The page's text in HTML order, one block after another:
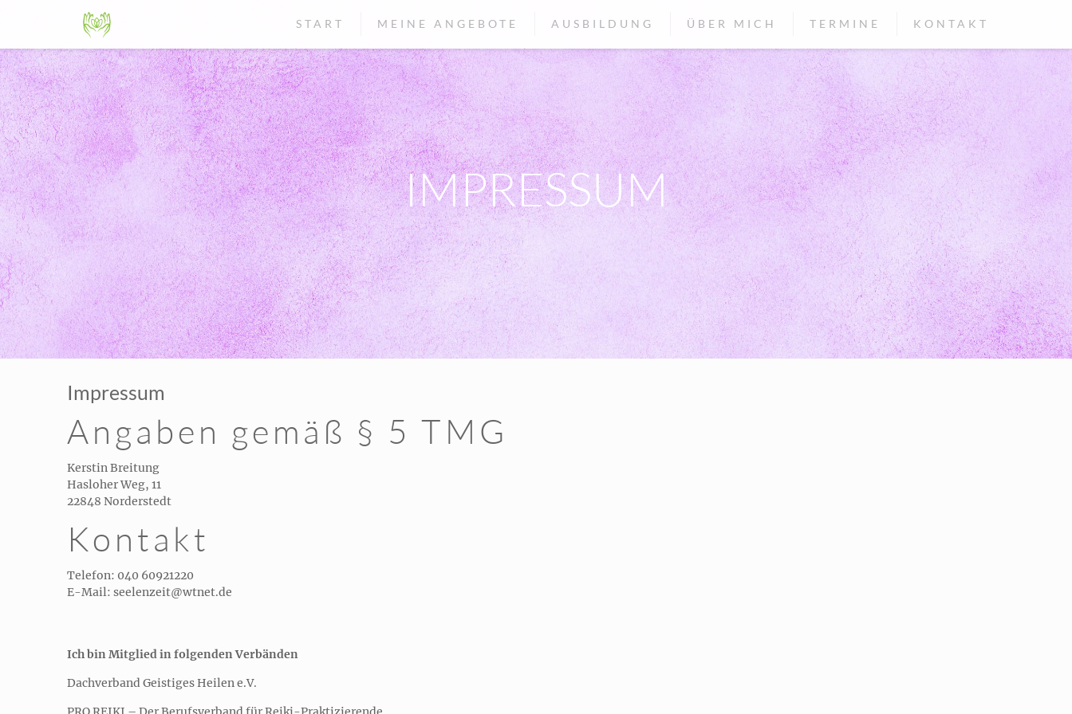
START MEINE ANGEBOTE AUSBILDUNG ÜBER MICH TERMINE KONTAKT
IMPRESSUM
Impressum
Angaben gemäß § 5 TMG
Kerstin Breitung
Hasloher Weg, 11
22848 Norderstedt
Kontakt
Telefon: 040 60921220
E-Mail: seelenzeit@wtnet.de
Ich bin Mitglied in folgenden Verbänden
Dachverband Geistiges Heilen e.V.